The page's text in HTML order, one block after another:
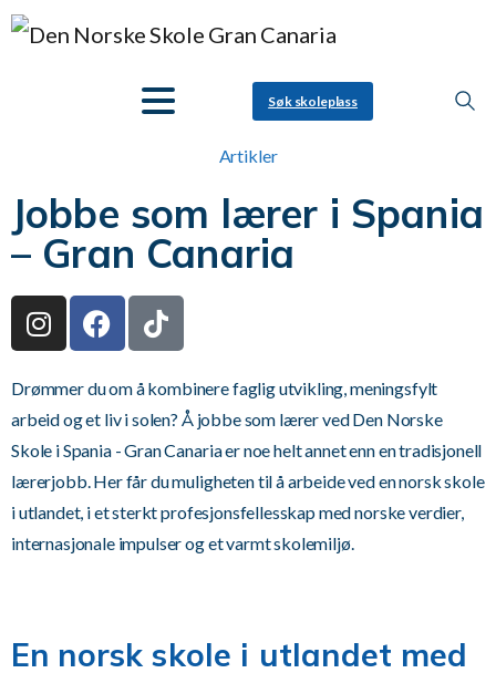
Søk skoleplass
Artikler
Jobbe som lærer i Spania
– Gran Canaria
Drømmer du om å kombinere faglig utvikling, meningsfylt
arbeid og et liv i solen? Å jobbe som lærer ved Den Norske
Skole i Spania - Gran Canaria er noe helt annet enn en tradisjonell
lærerjobb. Her får du muligheten til å arbeide ved en norsk skole
i utlandet, i et sterkt profesjonsfellesskap med norske verdier,
internasjonale impulser og et varmt skolemiljø.
En norsk skole i utlandet med